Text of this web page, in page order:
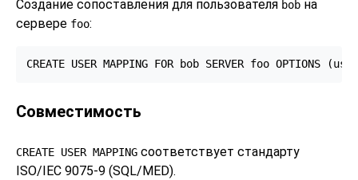
Создание сопоставления для пользователя bob на
сервере foo:
CREATE USER MAPPING FOR bob SERVER foo
Совместимость
CREATE USER MAPPING соответствует стандарту
ISO/IEC 9075-9 (SQL/MED).